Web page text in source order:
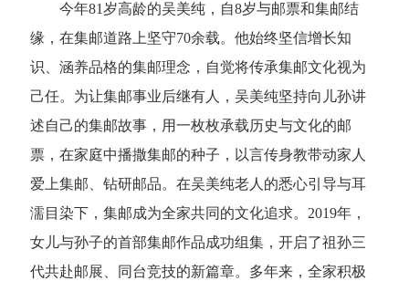
今年81岁高龄的吴美纯，自8岁与邮票和集邮结
缘，在集邮道路上坚守70余载。他始终坚信增长知
识、涵养品格的集邮理念，自觉将传承集邮文化视为
己任。为让集邮事业后继有人，吴美纯坚持向儿孙讲
述自己的集邮故事，用一枚枚承载历史与文化的邮
票，在家庭中播撒集邮的种子，以言传身教带动家人
爱上集邮、钻研邮品。在吴美纯老人的悉心引导与耳
濡目染下，集邮成为全家共同的文化追求。2019年，
女儿与孙子的首部集邮作品成功组集，开启了祖孙三
代共赴邮展、同台竞技的新篇章。多年来，全家积极